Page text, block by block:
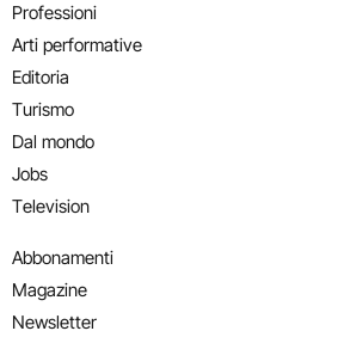
Professioni
Arti performative
Editoria
Turismo
Dal mondo
Jobs
Television
Abbonamenti
Magazine
Newsletter